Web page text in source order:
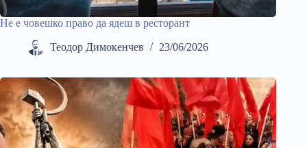
Не е човешко право да ядеш в ресторант
Теодор Димокенчев 23/06/2026